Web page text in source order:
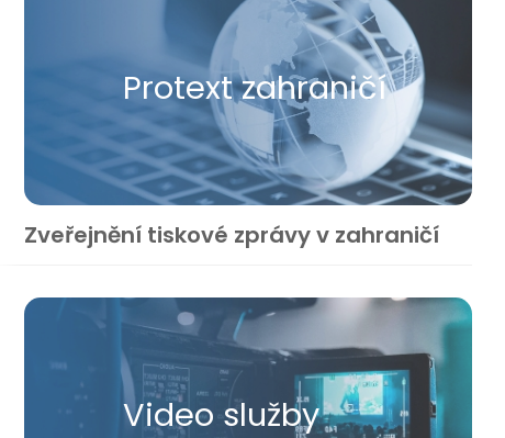
Protext zahraničí
Zveřejnění tiskové zprávy v zahraničí
Video služby